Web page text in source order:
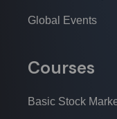
Global Events
Courses
Basic Stock